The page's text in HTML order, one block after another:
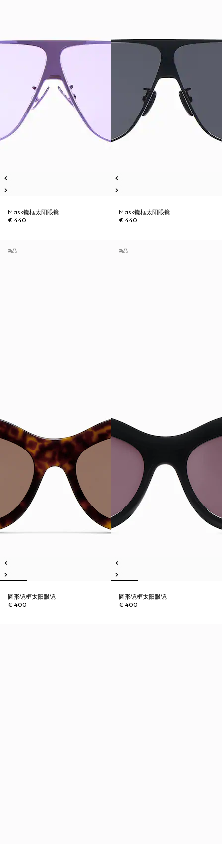
Mask镜框太阳眼镜
€ 440
Mask镜框太阳眼镜
€ 440
新品
圆形镜框太阳眼镜
€ 400
新品
圆形镜框太阳眼镜
€ 400